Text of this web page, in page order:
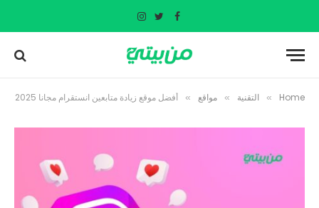
Facebook
Twitter
Instagram
Home
» التقنية » مواقع » أفضل موقع زيادة متابعين انستقرام مجانا 2025